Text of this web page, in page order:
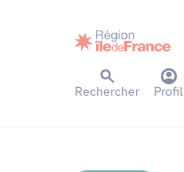
Rechercher Profil